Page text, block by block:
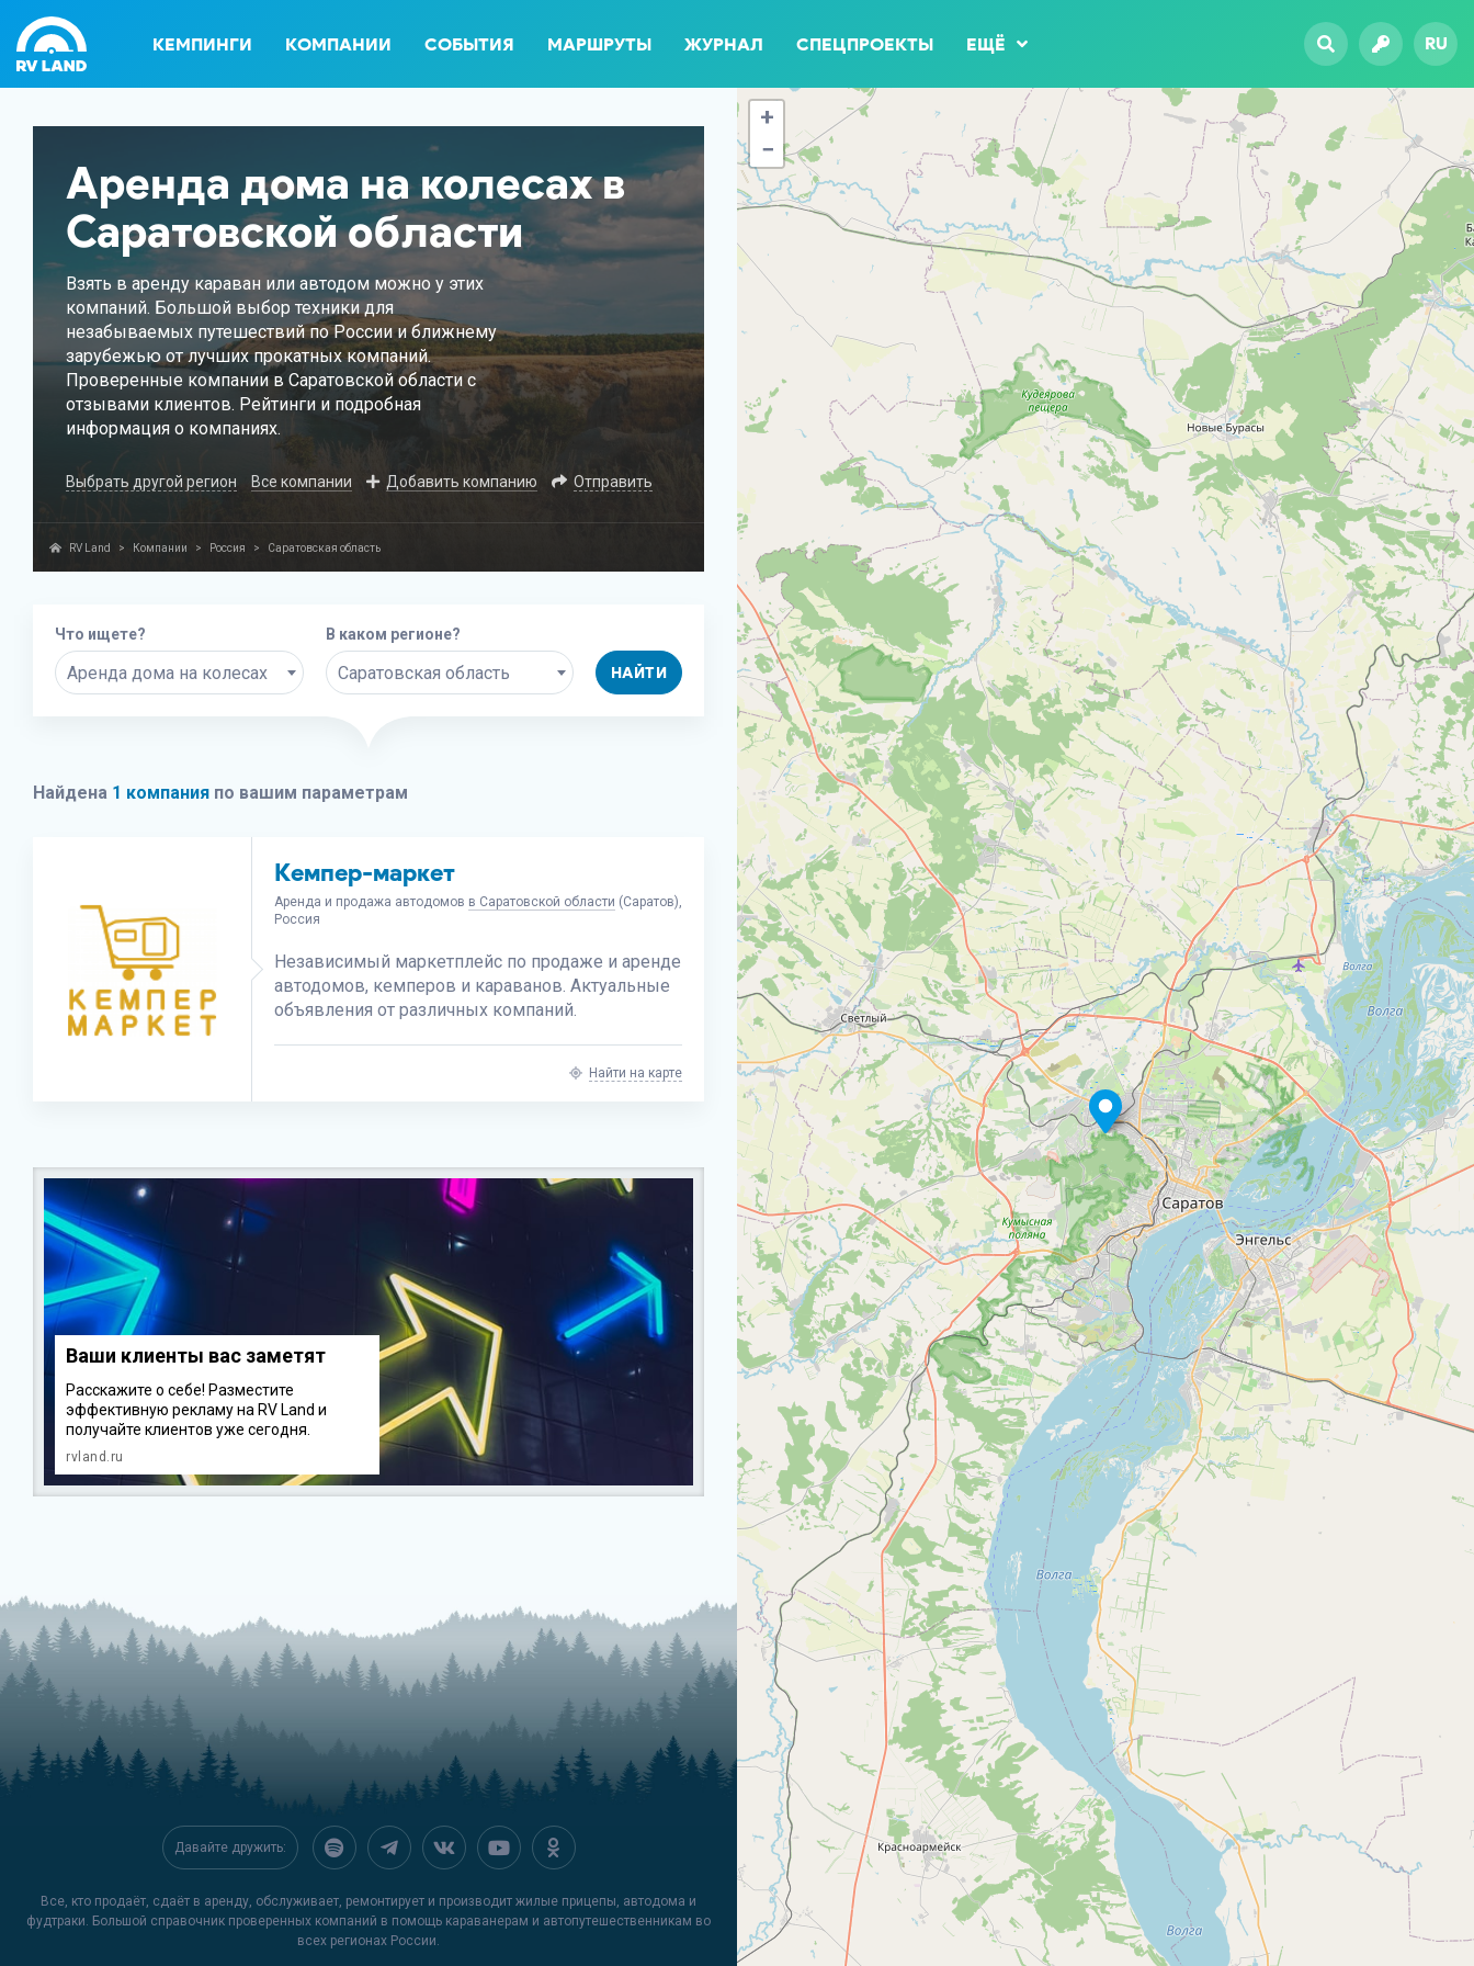
КЕМПИНГИ КОМПАНИИ СОБЫТИЯ МАРШРУТЫ ЖУРНАЛ СПЕЦПРОЕКТЫ ЕЩЁ RU
Аренда дома на колесах в
Саратовской области
Взять в аренду караван или автодом можно у этих
компаний. Большой выбор техники для
незабываемых путешествий по России и ближнему
зарубежью от лучших прокатных компаний.
Проверенные компании в Саратовской области с
отзывами клиентов. Рейтинги и подробная
информация о компаниях.
Выбрать другой регион Все компании Добавить компанию Отправить
RV Land > Компании > Россия > Саратовская область
Что ищете?
Аренда дома на колесах
В каком регионе?
Саратовская область НАЙТИ
Найдена 1 компания по вашим параметрам
Кемпер-маркет
Аренда и продажа автодомов в Саратовской области (Саратов),
Россия
Независимый маркетплейс по продаже и аренде
автодомов, кемперов и караванов. Актуальные
объявления от различных компаний.
Найти на карте
Ваши клиенты вас заметят
Расскажите о себе! Разместите
эффективную рекламу на RV Land и
получайте клиентов уже сегодня.
rvland.ru
Давайте дружить:
Все, кто продаёт, сдаёт в аренду, обслуживает, ремонтирует и производит жилые прицепы, автодома и
фудтраки. Большой справочник проверенных компаний в помощь караванерам и автопутешественникам во
всех регионах России.
+
−